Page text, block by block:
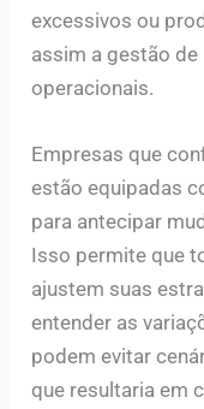
excessivos ou
assim a gestão
operacionais.
Empresas que
estão equipadas
para antecipar
Isso permite que
ajustem suas
entender as
podem evitar
que resultaria em